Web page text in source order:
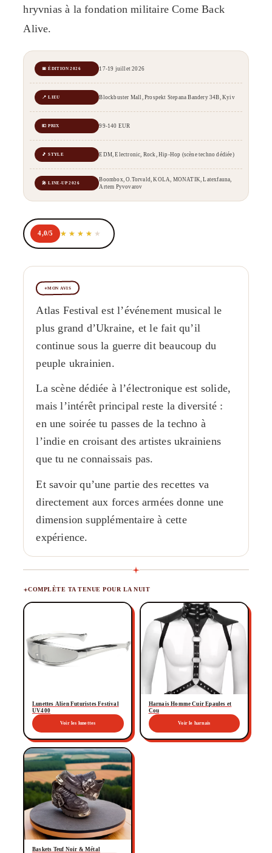
hryvnias à la fondation militaire Come Back
Alive.
📅 ÉDITION 2026 17-19 juillet 2026
📍 LIEU Blockbuster Mall, Prospekt Stepana Bandery 34B, Kyiv
💶 PRIX 99-140 EUR
🎵 STYLE EDM, Electronic, Rock, Hip-Hop (scène techno dédiée)
🎤 LINE-UP 2026
Boombox, O.Torvald, KOLA, MONATIK, Latexfauna,
Artem Pyvovarov
4,0/5
MON AVIS
Atlas Festival est l’événement musical le
plus grand d’Ukraine, et le fait qu’il
continue sous la guerre dit beaucoup du
peuple ukrainien.
La scène dédiée à l’électronique est solide,
mais l’intérêt principal reste la diversité :
en une soirée tu passes de la techno à
l’indie en croisant des artistes ukrainiens
que tu ne connaissais pas.
Et savoir qu’une partie des recettes va
directement aux forces armées donne une
dimension supplémentaire à cette
expérience.
COMPLÈTE TA TENUE POUR LA NUIT
Lunettes Alien Futuristes Festival
UV400
Voir les lunettes
Harnais Homme Cuir Epaules et
Cou
Voir le harnais
Baskets Teuf Noir & Métal